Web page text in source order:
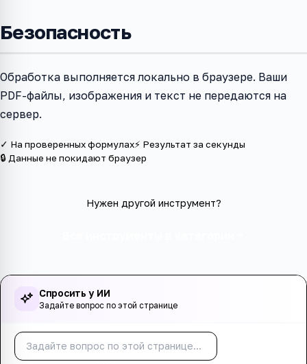
Безопасность
Обработка выполняется локально в браузере. Ваши
PDF-файлы, изображения и текст не передаются на
сервер.
✓ На проверенных формулах⚡ Результат за секунды
🔒 Данные не покидают браузер
Нужен другой инструмент?
Спросить у ИИ
Задайте вопрос по этой странице